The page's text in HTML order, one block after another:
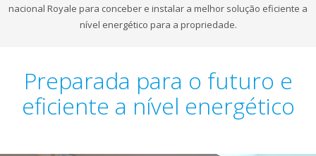
nacional Royale para conceber e instalar a melhor solução eficiente a
nível energético para a propriedade.
Preparada para o futuro e
eficiente a nível energético